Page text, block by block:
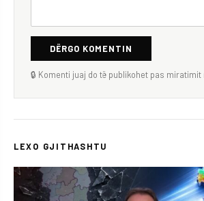
DËRGO KOMENTIN
🔒 Komenti juaj do të publikohet pas
LEXO GJITHASHTU